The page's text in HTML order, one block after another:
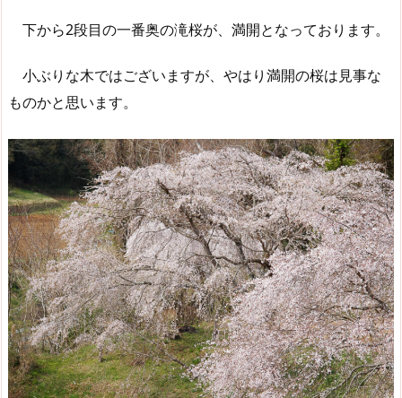
下から2段目の一番奥の滝桜が、満開となっております。
小ぶりな木ではございますが、やはり満開の桜は見事な
ものかと思います。